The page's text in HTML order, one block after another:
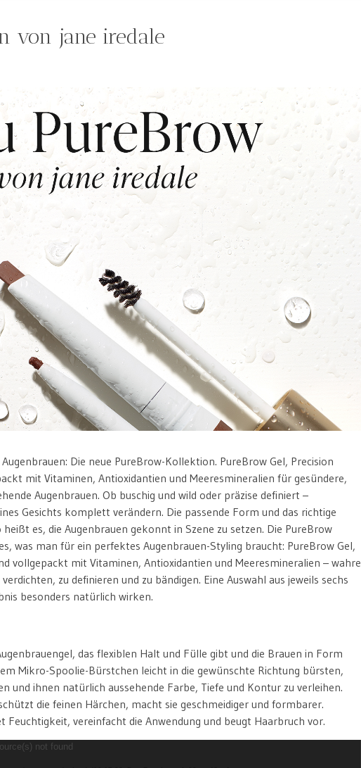
von jane iredale
Die neue PureBrow-Kollektion. PureBrow Gel, Precision
mit Vitaminen, Antioxidantien und Meeresmineralien für gesündere,
Augenbrauen. Ob buschig und wild oder präzise definiert –
Gesichts komplett verändern. Die passende Form und das richtige
es, die Augenbrauen gekonnt in Szene zu setzen. Die PureBrow
was man für ein perfektes Augenbrauen-Styling braucht: PureBrow Gel,
vollgepackt mit Vitaminen, Antioxidantien und Meeresmineralien – wahre
zu definieren und zu bändigen. Eine Auswahl aus jeweils sechs
besonders natürlich wirken.
das flexiblen Halt und Fülle gibt und die Brauen in Form
Mikro-Spoolie-Bürstchen leicht in die gewünschte Richtung bürsten,
und ihnen natürlich aussehende Farbe, Tiefe und Kontur zu verleihen.
die feinen Härchen, macht sie geschmeidiger und formbarer.
Feuchtigkeit, vereinfacht die Anwendung und beugt Haarbruch vor.
not found